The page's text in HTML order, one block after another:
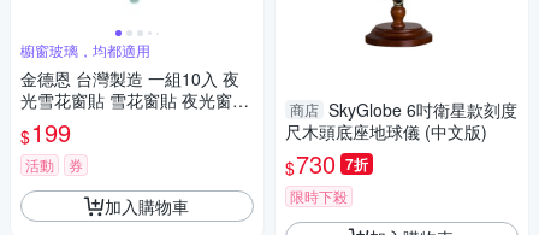
櫥窗玻璃，均都適用
金德恩 台灣製造 一組10入 夜
光雪花窗貼 雪花窗貼 夜光窗貼
雪花貼 玻璃貼 造型貼 車窗貼
夜光貼 雪花貼
$199
活動 券
加入購物車
商店 SkyGlobe 6吋衛星款刻度
尺木頭底座地球儀 (中文版)
$730 7折
限時下殺